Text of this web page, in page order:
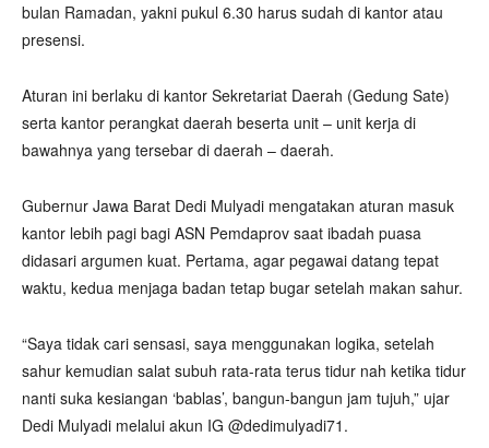
bulan Ramadan, yakni pukul 6.30 harus sudah di kantor atau
presensi.
Aturan ini berlaku di kantor Sekretariat Daerah (Gedung Sate)
serta kantor perangkat daerah beserta unit – unit kerja di
bawahnya yang tersebar di daerah – daerah.
Gubernur Jawa Barat Dedi Mulyadi mengatakan aturan masuk
kantor lebih pagi bagi ASN Pemdaprov saat ibadah puasa
didasari argumen kuat. Pertama, agar pegawai datang tepat
waktu, kedua menjaga badan tetap bugar setelah makan sahur.
“Saya tidak cari sensasi, saya menggunakan logika, setelah
sahur kemudian salat subuh rata-rata terus tidur nah ketika tidur
nanti suka kesiangan ‘bablas’, bangun-bangun jam tujuh,” ujar
Dedi Mulyadi melalui akun IG @dedimulyadi71.